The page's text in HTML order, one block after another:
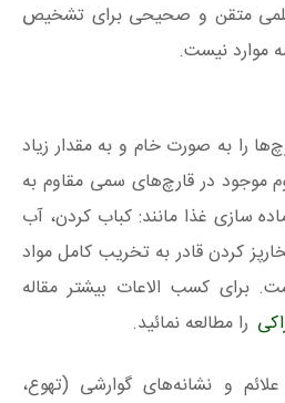
متقن و صحیحی برای تشخیص
موارد نیست.
را به صورت خام و به مقدار زیاد
موجود در قارچ‌های سمی مقاوم به
سازی غذا مانند: کباب کردن، آب
کردن قادر به تخریب کامل مواد
برای کسب الاعات بیشتر مقاله
را مطالعه نمائید.
و نشانه‌های گوارشی (تهوع،